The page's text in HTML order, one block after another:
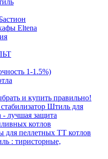
Eltena
1-1.5%)
и купить правильно!
Штиль для
- лучшая защита
котлов
для пеллетных ТТ котлов
: тиристорные,